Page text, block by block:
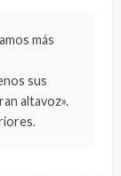
más
sus
altavoz».